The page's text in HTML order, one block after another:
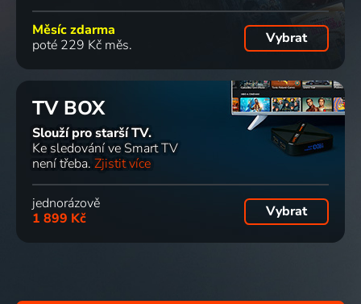
Měsíc zdarma
poté 229 Kč měs.
Vybrat
TV BOX
Slouží pro starší TV.
Ke sledování ve Smart TV
není třeba. Zjistit více
jednorázově
1 899 Kč
Vybrat